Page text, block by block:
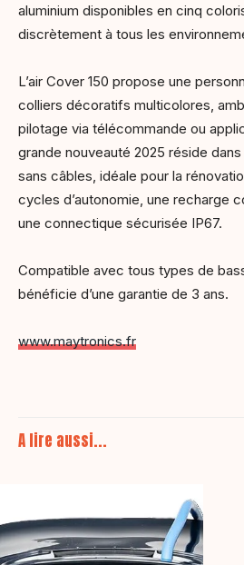
aluminium disponibles en cinq
discrètement à tous les
L’air Cover 150 propose une
colliers décoratifs multicolores,
pilotage via télécommande ou
grande nouveauté 2025 réside
sans câbles, idéale pour la
cycles d’autonomie, une recharge
une connectique sécurisée IP67.
Compatible avec tous types de
bénéficie d’une garantie de 3 ans.
www.maytronics.fr
A lire aussi...